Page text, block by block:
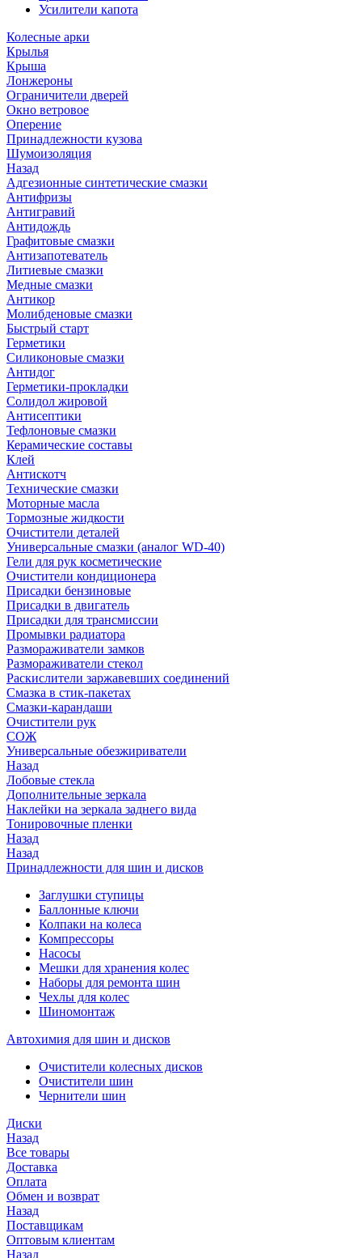
Усилители капота
Колесные арки
Крылья
Крыша
Лонжероны
Ограничители дверей
Окно ветровое
Оперение
Принадлежности кузова
Шумоизоляция
Назад
Адгезионные синтетические смазки
Антифризы
Антигравий
Антидождь
Графитовые смазки
Антизапотеватель
Литиевые смазки
Медные смазки
Антикор
Молибденовые смазки
Быстрый старт
Герметики
Силиконовые смазки
Антидог
Герметики-прокладки
Солидол жировой
Антисептики
Тефлоновые смазки
Керамические составы
Клей
Антискотч
Технические смазки
Моторные масла
Тормозные жидкости
Очистители деталей
Универсальные смазки (аналог WD-40)
Гели для рук косметические
Очистители кондиционера
Присадки бензиновые
Присадки в двигатель
Присадки для трансмиссии
Промывки радиатора
Размораживатели замков
Размораживатели стекол
Раскислители заржавевших соединений
Смазка в стик-пакетах
Смазки-карандаши
Очистители рук
СОЖ
Универсальные обезжириватели
Назад
Лобовые стекла
Дополнительные зеркала
Наклейки на зеркала заднего вида
Тонировочные пленки
Назад
Назад
Принадлежности для шин и дисков
Заглушки ступицы
Баллонные ключи
Колпаки на колеса
Компрессоры
Насосы
Мешки для хранения колес
Наборы для ремонта шин
Чехлы для колес
Шиномонтаж
Автохимия для шин и дисков
Очистители колесных дисков
Очистители шин
Чернители шин
Диски
Назад
Все товары
Доставка
Оплата
Обмен и возврат
Назад
Поставщикам
Оптовым клиентам
Назад